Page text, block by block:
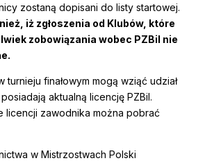
zostaną dopisani do listy startowej.
iż zgłoszenia od Klubów, które
zobowiązania wobec PZBil nie
turnieju finałowym mogą wziąć udział
aktualną licencję PZBil.
licencji zawodnika można pobrać
w Mistrzostwach Polski